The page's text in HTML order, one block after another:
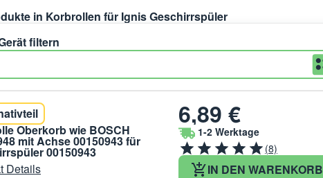
in Korbrollen für Ignis Geschirrspüler
filtern
Oberkorb wie BOSCH
mit Achse 00150943 für
00150943
Details
6,89 €
1-2 Werktage
(8)
IN DEN WARENKORB